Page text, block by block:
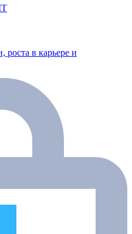
роста в карьере и